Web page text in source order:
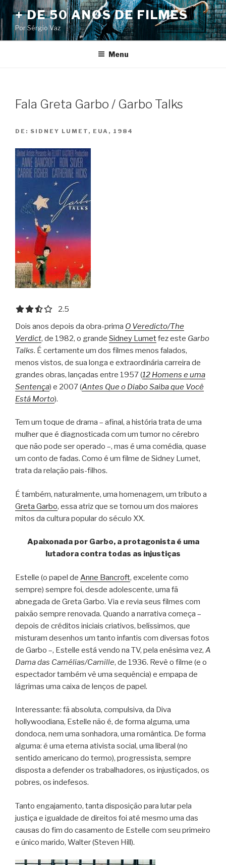
Pular
para
o
conteúdo
+ DE 50 ANOS DE FILMES
Por Sérgio Vaz
Menu
Fala Greta Garbo / Garbo Talks
DE: SIDNEY LUMET, EUA, 1984
2.5 out of 5.0 stars
2.5
Dois anos depois da obra-prima O Veredicto/The
Verdict, de 1982, o grande Sidney Lumetfez este Garbo
Talks. É certamente um dos filmes menos falados,
menos vistos, de sua longa e extraordinária carreira de
grandes obras, lançadas entre 1957 (12 Homens e uma
Sentença) e 2007 (Antes Que o Diabo Saiba que Você
Está Morto).
Tem um toque de drama – afinal, a história trata de uma
mulher que é diagnosticada com um tumor no cérebro
que não pode ser operado –, mas é uma comédia, quase
um conto de fadas. Como é um filme de Sidney Lumet,
trata da relação pais-filhos.
É também, naturalmente, uma homenagem, um tributo a
Greta Garbo, essa atriz que se tornou um dos maiores
mitos da cultura popular do século XX.
Apaixonada por Garbo, a protagonista é uma
lutadora contra todas as injustiças
Estelle (o papel de Anne Bancroft, excelente como
sempre) sempre foi, desde adolescente, uma fã
abnegada de Greta Garbo. Via e revia seus filmes com
paixão sempre renovada. Quando a narrativa começa –
depois de créditos iniciais criativos, belíssimos, que
misturam desenhos um tanto infantis com diversas fotos
de Garbo –, Estelle está vendo na TV, pela enésima vez, A
Dama das Camélias/Camille, de 1936. Revê o filme (e o
espectador também vê uma sequência) e empapa de
lágrimas uma caixa de lenços de papel.
Interessante: fã absoluta, compulsiva, da Diva
hollywoodiana, Estelle não é, de forma alguma, uma
dondoca, nem uma sonhadora, uma romântica. De forma
alguma: é uma eterna ativista social, uma liberal (no
sentido americano do termo), progressista, sempre
disposta a defender os trabalhadores, os injustiçados, os
pobres, os indefesos.
Tanto engajamento, tanta disposição para lutar pela
justiça e igualdade de direitos foi até mesmo uma das
causas do fim do casamento de Estelle com seu primeiro
e único marido, Walter (Steven Hill).